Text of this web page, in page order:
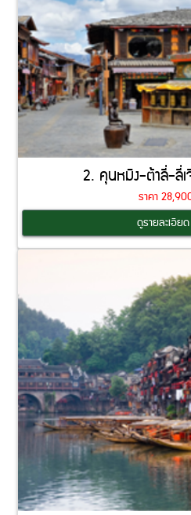
2. คุนหมิง-ต้าลี่-ลี่เ
ราคา
Coming
ดูรายละเอียด